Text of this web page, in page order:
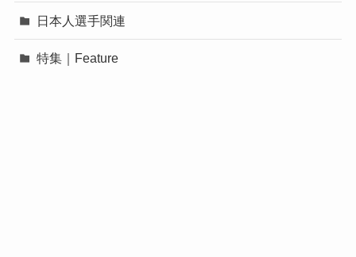
日本人選手関連
特集｜Feature